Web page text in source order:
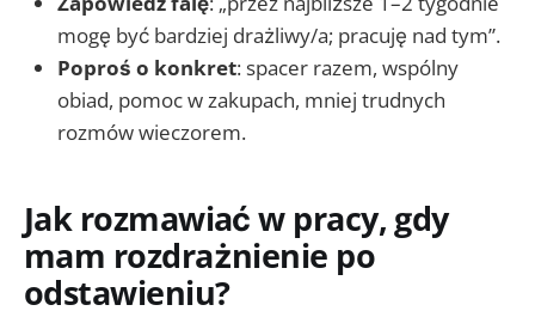
mogę być bardziej drażliwy/a; pracuję nad tym”.
Poproś o konkret: spacer razem, wspólny
obiad, pomoc w zakupach, mniej trudnych
rozmów wieczorem.
Jak rozmawiać w pracy, gdy
mam rozdrażnienie po
odstawieniu?